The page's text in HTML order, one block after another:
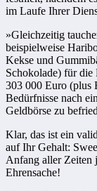
im Laufe Ihrer
»Gleichzeitig
beispielweise
Kekse und
Schokolade) für die
303 000 Euro (plus
Bedürfnisse nach
Geldbörse zu
Klar, das ist ein
auf Ihr Gehalt:
Anfang aller Zeiten
Ehrensache!